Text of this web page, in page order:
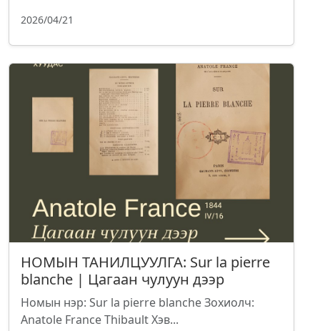
2026/04/21
НОМЫН ТАНИЛЦУУЛГА: Sur la pierre
blanche | Цагаан чулуун дээр
Номын нэр: Sur la pierre blanche Зохиолч:
Anatole France Thibault Хэв...